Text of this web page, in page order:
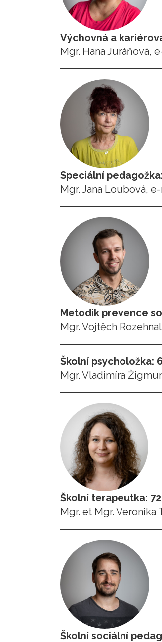
Výchovná a
Mgr. Hana Juráňová,
Speciální
Mgr. Jana Loubová,
Metodik prevence
Mgr. Vojtěch
Školní psycholožka:
Mgr. Vladimíra
Školní terapeutka:
Mgr. et Mgr. Veronika
Školní sociální